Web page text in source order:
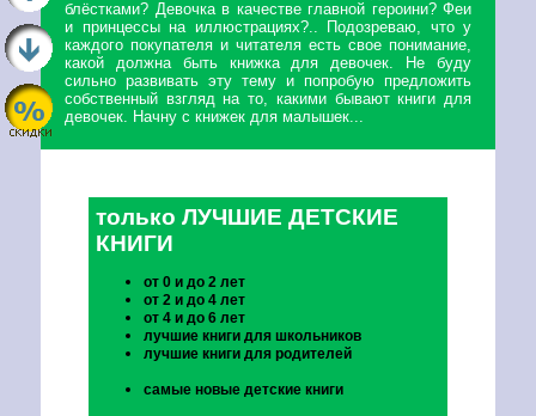
блёстками? Девочка в качестве главной героини? Феи
и принцессы на иллюстрациях?.. Подозреваю, что у
каждого покупателя и читателя есть свое понимание,
какой должна быть книжка для девочек. Не буду
сильно развивать эту тему и попробую предложить
собственный взгляд на то, какими бывают книги для
девочек. Начну с книжек для малышек...
только ЛУЧШИЕ ДЕТСКИЕ
КНИГИ
от 0 и до 2 лет
от 2 и до 4 лет
от 4 и до 6 лет
лучшие книги для школьников
лучшие книги для родителей
самые новые детские книги